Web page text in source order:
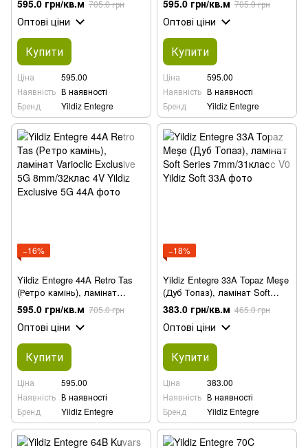
595.0 грн/кв.м 705.0 грн
Оптові ціни
Купити
Ціна
595.00
Наявність В наявності
Бренд
Yildiz Entegre
8mm/32клас 4V
595.0 грн/кв.м 705.0 грн
Оптові ціни
Купити
Ціна
595.00
Наявність В наявності
Бренд
Yildiz Entegre
−16%
Yildiz Entegre 44A Retro Tas
(Ретро камінь), ламінат
Varioclic Exclusive 5G
8mm/32клас 4V
595.0 грн/кв.м 705.0 грн
Оптові ціни
Купити
Ціна
595.00
Наявність В наявності
Бренд
Yildiz Entegre
−18%
Yildiz Entegre 33A Topaz Meşe
(Дуб Топаз), ламінат Soft
Series 7mm/31класс V0
383.0 грн/кв.м 465.0 грн
Оптові ціни
Купити
Ціна
383.00
Наявність В наявності
Бренд
Yildiz Entegre